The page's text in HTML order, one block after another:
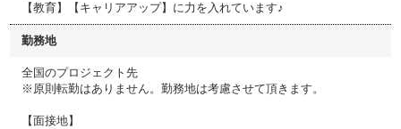
【教育】【キャリアアップ】に力を入れています♪
勤務地
全国のプロジェクト先
※原則転勤はありません。勤務地は考慮させて頂きます。
【面接地】